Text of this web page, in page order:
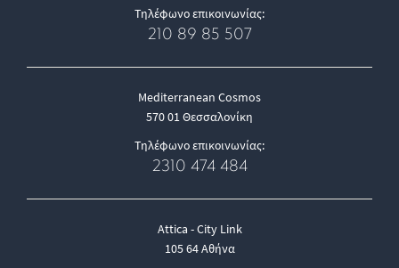
Τηλέφωνο επικοινωνίας:
210 89 85 507
Mediterranean Cosmos
570 01 Θεσσαλονίκη
Τηλέφωνο επικοινωνίας:
2310 474 484
Attica - City Link
105 64 Αθήνα